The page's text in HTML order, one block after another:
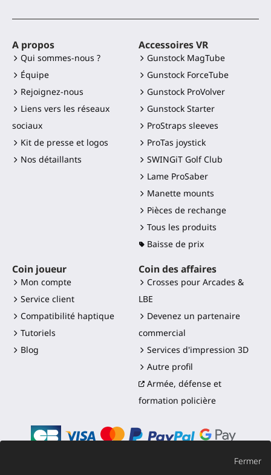
A propos
Qui sommes-nous ?
Équipe
Rejoignez-nous
Liens vers les réseaux
sociaux
Kit de presse et logos
Nos détaillants
Accessoires VR
Gunstock MagTube
Gunstock ForceTube
Gunstock ProVolver
Gunstock Starter
ProStraps sleeves
ProTas joystick
SWINGiT Golf Club
Lame ProSaber
Manette mounts
Pièces de rechange
Tous les produits
Baisse de prix
Coin joueur
Mon compte
Service client
Compatibilité haptique
Tutoriels
Blog
Coin des affaires
Crosses pour Arcades &
LBE
Devenez un partenaire
commercial
Services d'impression 3D
Autre profil
Armée, défense et
formation policière
Fermer